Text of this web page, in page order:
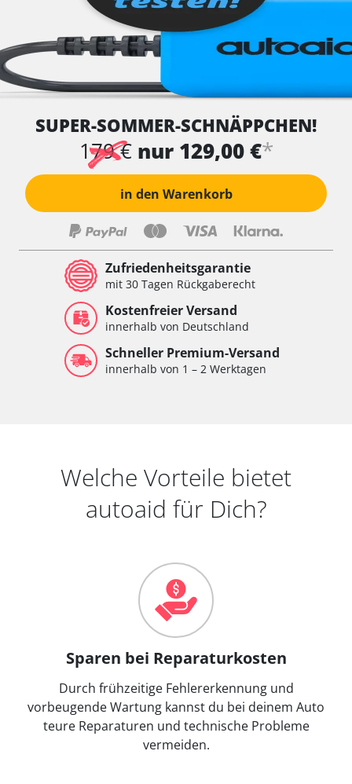
SUPER-SOMMER-SCHNÄPPCHEN!
179 € nur 129,00 €*
in den Warenkorb
Zufriedenheitsgarantie
mit 30 Tagen Rückgaberecht
Kostenfreier Versand
innerhalb von Deutschland
Schneller Premium-Versand
innerhalb von 1 – 2 Werktagen
Welche Vorteile bietet
autoaid für Dich?
Sparen bei Reparaturkosten
Durch frühzeitige Fehlererkennung und
vorbeugende Wartung kannst du bei deinem Auto
teure Reparaturen und technische Probleme
vermeiden.